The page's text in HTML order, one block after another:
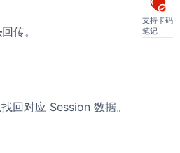
回传。
回对应 Session 数据。
支持卡码
笔记